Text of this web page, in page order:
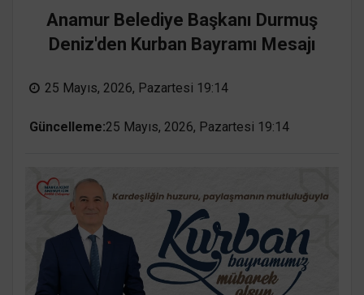
Anamur Belediye Başkanı Durmuş
Deniz'den Kurban Bayramı Mesajı
25 Mayıs, 2026, Pazartesi 19:14
Güncelleme:25 Mayıs, 2026, Pazartesi 19:14